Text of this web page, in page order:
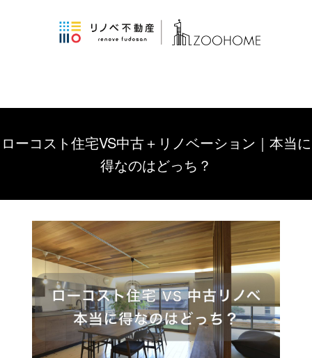
ローコスト住宅VS中古＋リノベーション｜本当に
得なのはどっち？